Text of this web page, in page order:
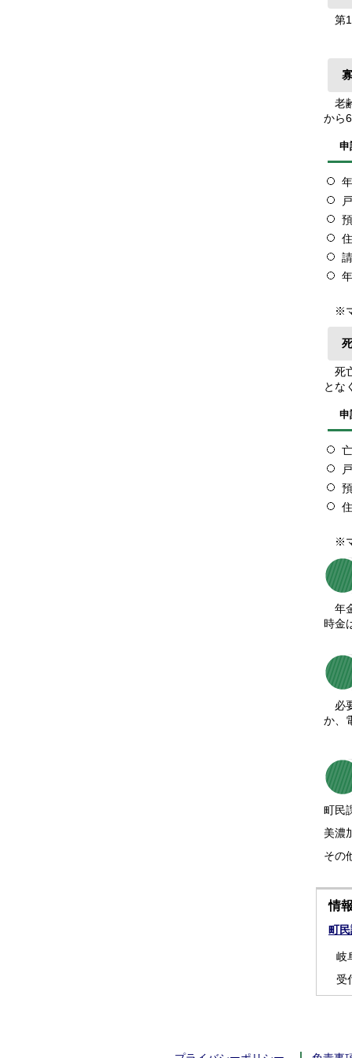
第1
老
から
申
※マ
死
とな
申
※マ
年
時金
必
か、
町民
美濃
その
情
町
岐
受